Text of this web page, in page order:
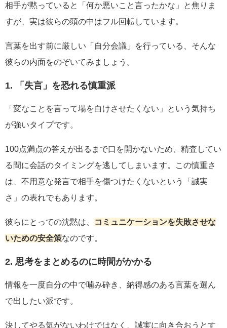
相手が黙っていると「何か悪いこと言ったかな」と焦りま
すが、実は彼らの頭の中はフル回転しています。
言葉を出す前に厳しい「自分会議」を行っている、そんな
彼らの内面をのぞいてみましょう。
1. 「失言」を恐れる慎重派
「変なことを言って場を白けさせたくない」という気持ち
が強いタイプです。
100点満点の答えが出るまで口を開かないため、精査してい
る間に会話のタイミングを逃してしまいます。この慎重さ
は、不用意な発言で相手を傷つけたくないという「誠実
さ」の表れでもあります。
彼らにとっての沈黙は、
コミュニケーションを失敗させな
いための安全策なのです。
2. 思考をまとめるのに時間がかかる
情報を一度自分の中で噛み砕き、納得感のある言葉を選ん
で出したい派です。
決してやる気がないわけではなく、誠実に向き合おうとす